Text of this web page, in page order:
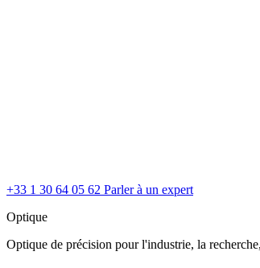
+33 1 30 64 05 62 Parler à un expert
Optique
Optique de précision pour l'industrie, la